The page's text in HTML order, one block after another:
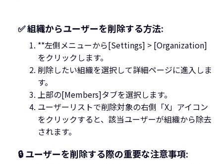
✅ 組織からユーザーを削除する方法:
**左側メニューから[Settings] > [Organization]
をクリックします。
削除したい組織を選択して詳細ページに進入しま
す。
上部の[Members]タブを選択します。
ユーザーリストで削除対象の右側「X」アイコン
をクリックすると、該当ユーザーが組織から除去
されます。
🔒 ユーザーを削除する際の重要な注意事項: